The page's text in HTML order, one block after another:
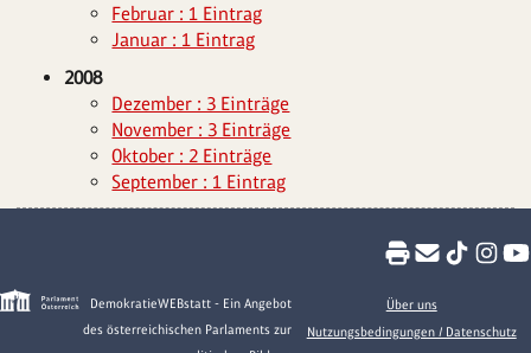
Februar : 1 Eintrag
Januar : 1 Eintrag
2008
Dezember : 3 Einträge
November : 3 Einträge
Oktober : 2 Einträge
September : 1 Eintrag
DemokratieWEBstatt - Ein Angebot
des österreichischen Parlaments zur
Über uns
Nutzungsbedingungen / Datenschutz